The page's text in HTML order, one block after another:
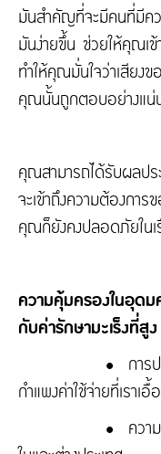
มันสำคัญที่จะมีคนที่มีค
มันง่ายขึ้น ช่วยให้คุณเ
ทำให้คุณมั่นใจว่าเสียง
คุณนั้นถูกตอบอย่างแ
คุณสามารถได้รับผลป
จะเข้าถึงความต้องการ
คุณก็ยังคงปลอดภัยในเ
ความคุ้มครองในอุด
กับค่ารักษามะเร็งที่สู
• การ
กำแพงค่าใช้จ่ายที่เราเอื้
• ควา